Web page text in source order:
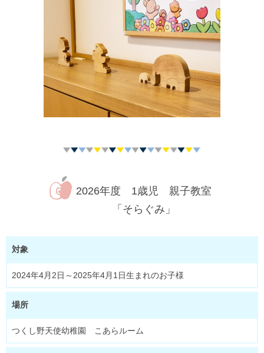
2026年度 1歳児 親子教室
「そらぐみ」
対象
2024年4月2日～2025年4月1日生まれのお子様
場所
つくし野天使幼稚園 こあらルーム